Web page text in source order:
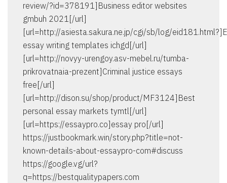
review/?id=378191]Business editor websites
gmbuh 2021[/url]
[url=http://asiesta.sakura.ne.jp/cgi/sb/log/
essay writing templates ichgd[/url]
[url=http://novyy-urengoy.asv-mebel.ru/tumba-
prikrovatnaia-prezent]Criminal justice essays
free[/url]
[url=http://dison.su/shop/product/MF3124]Best
personal essay markets tymtl[/url]
[url=https://essaypro.co]essay pro[/url]
https://justbookmark.win/story.php?title=not-
known-details-about-essaypro-com#discuss
https://google.vg/url?
q=https://bestqualitypapers.com